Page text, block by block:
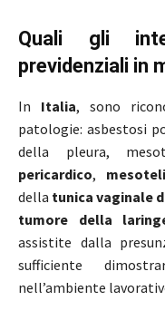
Quali gli
previdenziali in
In Italia, sono
patologie: asbestosi
della pleura,
pericardico,
della tunica vaginale
tumore della
assistite dalla
sufficiente
nell’ambiente